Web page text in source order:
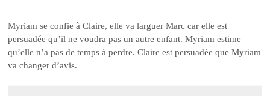
Myriam se confie à Claire, elle va larguer Marc car elle est
persuadée qu’il ne voudra pas un autre enfant. Myriam estime
qu’elle n’a pas de temps à perdre. Claire est persuadée que Myriam
va changer d’avis.